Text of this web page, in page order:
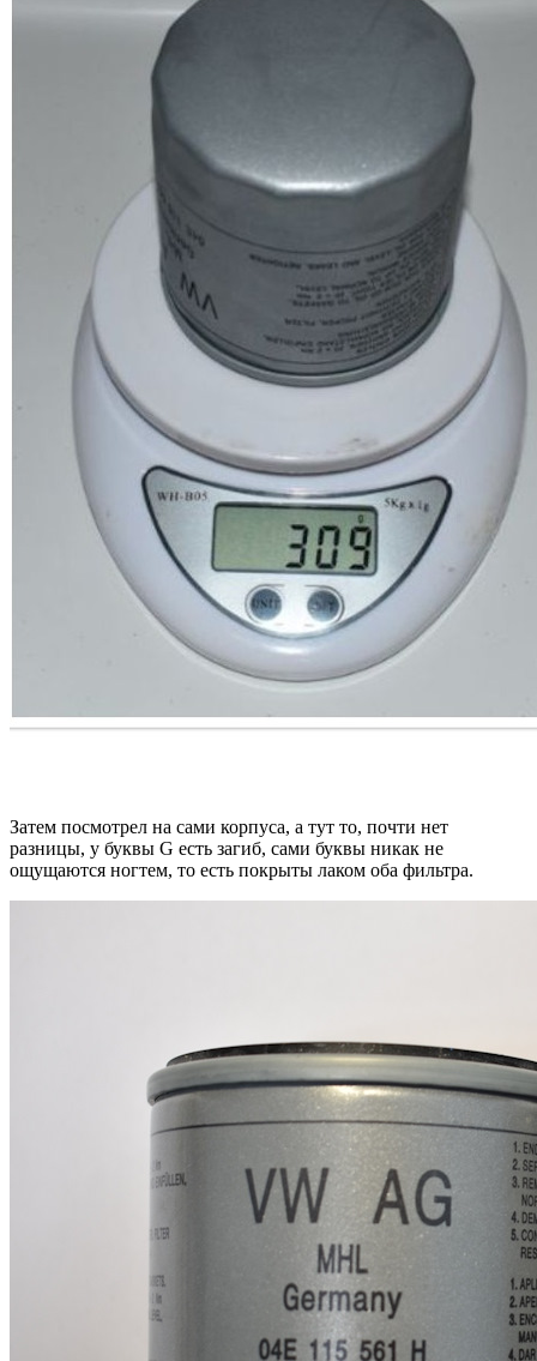
Затем посмотрел на сами корпуса, а тут то, почти нет
разницы, у буквы G есть загиб, сами буквы никак не
ощущаются ногтем, то есть покрыты лаком оба фильтра.